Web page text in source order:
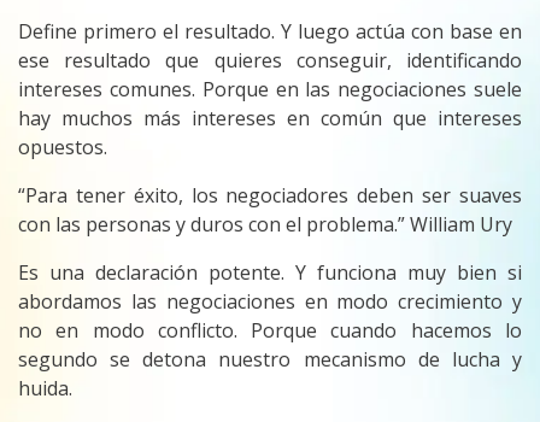
Define primero el resultado. Y luego actúa con base en
ese resultado que quieres conseguir, identificando
intereses comunes. Porque en las negociaciones suele
hay muchos más intereses en común que intereses
opuestos.
“Para tener éxito, los negociadores deben ser suaves
con las personas y duros con el problema.” William Ury
Es una declaración potente. Y funciona muy bien si
abordamos las negociaciones en modo crecimiento y
no en modo conflicto. Porque cuando hacemos lo
segundo se detona nuestro mecanismo de lucha y
huida.